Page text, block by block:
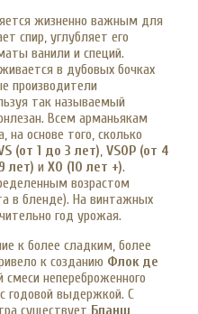
жизненно важным для
спир, углубляет его
ванили и специй.
в дубовых бочках
производители
так называемый
Всем арманьякам
на основе того, сколько
(от 1 до 3 лет), VSOP (от 4
лет) и XO (10 лет +).
возрастом
в бленде). На винтажных
год урожая.
к более сладким, более
к созданию Флок де
смеси непереброженного
годовой выдержкой. С
существует Бланш